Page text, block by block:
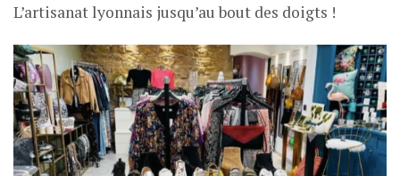
L’artisanat lyonnais jusqu’au bout des doigts !